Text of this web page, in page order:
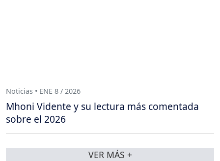
Noticias • ENE 8 / 2026
Mhoni Vidente y su lectura más comentada
sobre el 2026
VER MÁS +